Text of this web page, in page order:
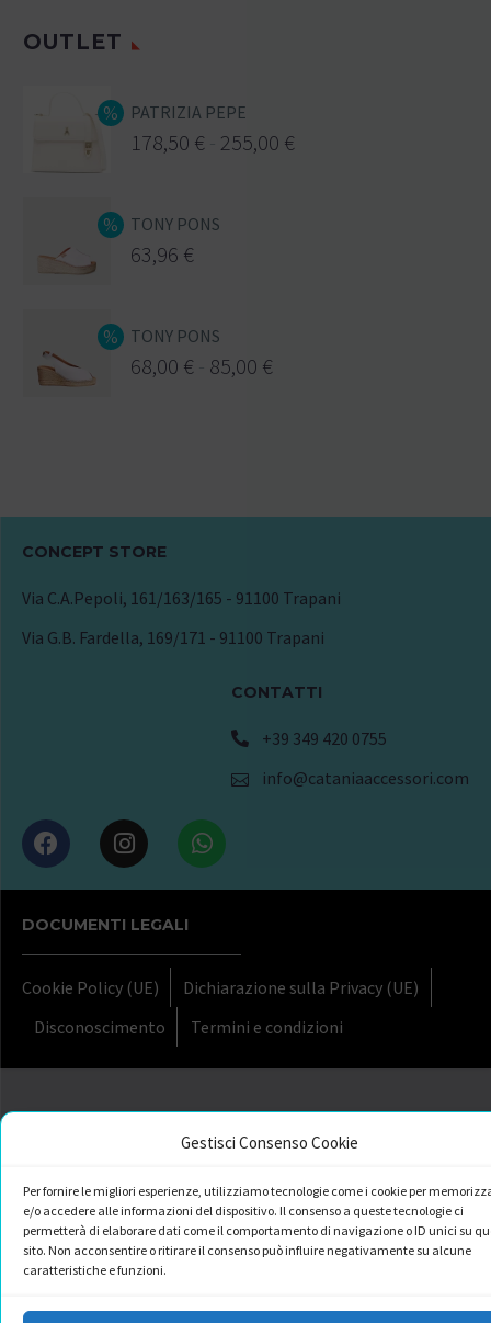
Gestisci Consenso Cookie
Per fornire le migliori esperienze, utilizziamo tecnologie come i cookie per
e/o accedere alle informazioni del dispositivo. Il consenso a queste tecnologie ci
permetterà di elaborare dati come il comportamento di navigazione o ID unici su
sito. Non acconsentire o ritirare il consenso può influire negativamente su alcune
caratteristiche e funzioni.
OUTLET
PATRIZIA PEPE
178,50 € 255,00 €
TONY PONS
63,96 €
TONY PONS
68,00 € 85,00 €
CONCEPT STORE
Via C.A.Pepoli, 161/163/165 - 91100 Trapani
Via G.B. Fardella, 169/171 - 91100 Trapani
CONTATTI
+39 349 420 0755
info@cataniaaccessori.com
DOCUMENTI LEGALI
Cookie Policy (UE)
Dichiarazione sulla Privacy (UE)
Disconoscimento
Termini e condizioni